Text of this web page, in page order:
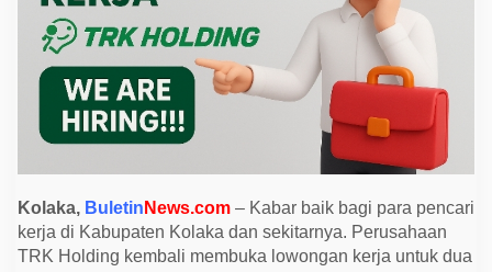
n
g
a
e
r
j
K
o
l
a
Kolaka, Buletin News.com – Kabar baik bagi para pencari
kerja di Kabupaten Kolaka dan sekitarnya. Perusahaan
TRK Holding kembali membuka lowongan kerja untuk dua